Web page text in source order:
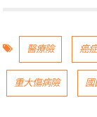
醫療險 癌
重大傷病險 國